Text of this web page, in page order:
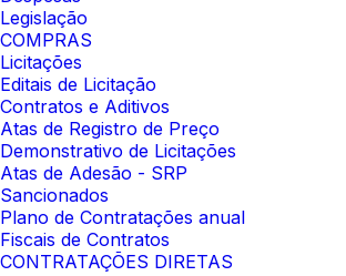
Legislação
COMPRAS
Licitações
Editais de Licitação
Contratos e Aditivos
Atas de Registro de Preço
Demonstrativo de Licitações
Atas de Adesão - SRP
Sancionados
Plano de Contratações anual
Fiscais de Contratos
CONTRATAÇÕES DIRETAS